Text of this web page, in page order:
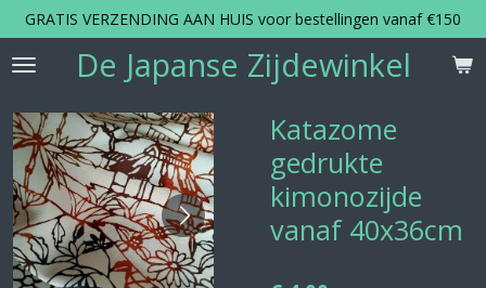
Ga
direct
naar
hoofdinhoud
De Japanse Zijdewinkel
GRATIS VERZENDING AAN HUIS voor bestellingen vanaf €150
Katazome
gedrukte
kimonozijde
vanaf 40x36cm